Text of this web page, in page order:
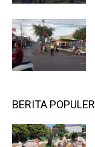
BERITA POPULER